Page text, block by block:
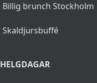
Billig brunch Stockholm
Skaldjursbuffé
HELGDAGAR